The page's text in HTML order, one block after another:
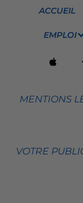
ACCUEIL
EMPLOI
MENTIONS
VOTRE